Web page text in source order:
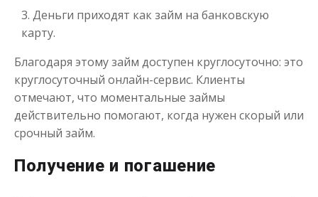
Деньги до зарплаты
Сумма
Деньги приходят как займ на банковскую
карту.
Благодаря этому займ доступен круглосуточно: это
круглосуточный онлайн-сервис. Клиенты
отмечают, что моментальные займы
действительно помогают, когда нужен скорый или
срочный займ.
Получение и погашение